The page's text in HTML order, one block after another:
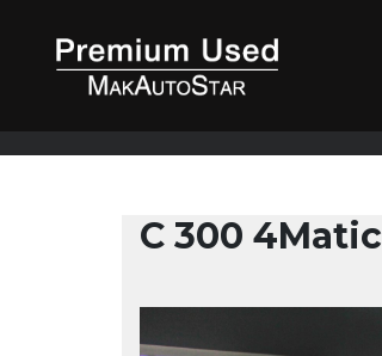
C 300 4Matic